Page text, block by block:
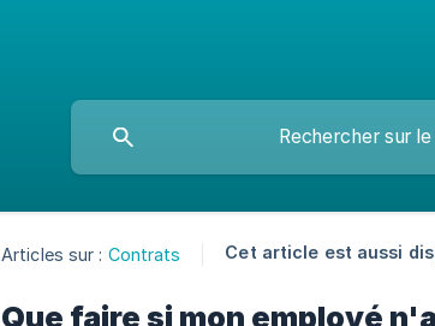
Articles sur : Contrats Cet article est aussi
Que faire si mon employé